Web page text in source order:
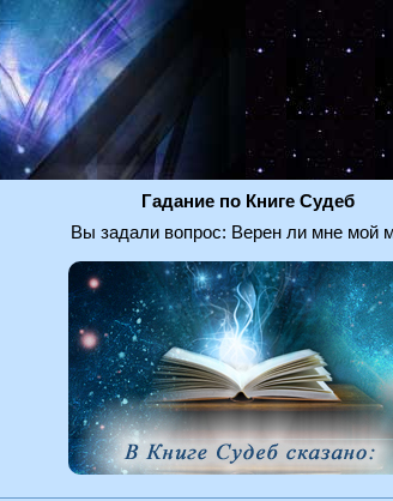
Гадание по Книге Судеб
Вы задали вопрос: Верен ли мне мой